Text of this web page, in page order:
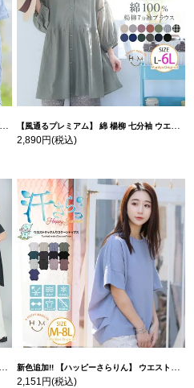
【風通るプレミアム】 綿 楊柳 七分袖 ウエストギャザー ブラウス | 大きいサイズの通販ならハッピーマリリン
2,890円(税込)
新色追加!! 【ハッピーさらりん】 ウエストタック入り スッキリ魅せ コクーントップス | 大きいサイズの通販ならハッピーマリリン
2,151円(税込)